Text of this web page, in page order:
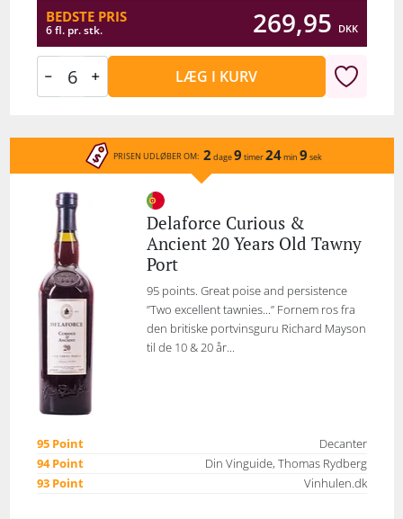
BEDSTE PRIS
6 fl. pr. stk. 269,95 DKK
LÆG I KURV
PRISEN UDLØBER OM: 2 dage9 timer24min 9 sek
Delaforce Curious &
Ancient 20 Years Old Tawny
Port
95 points. Great poise and persistence
”Two excellent tawnies...” Fornem ros fra
den britiske portvinsguru Richard Mayson
til de 10 & 20 år...
95 Point
Decanter
94 Point
Din Vinguide, Thomas Rydberg
93 Point
Vinhulen.dk